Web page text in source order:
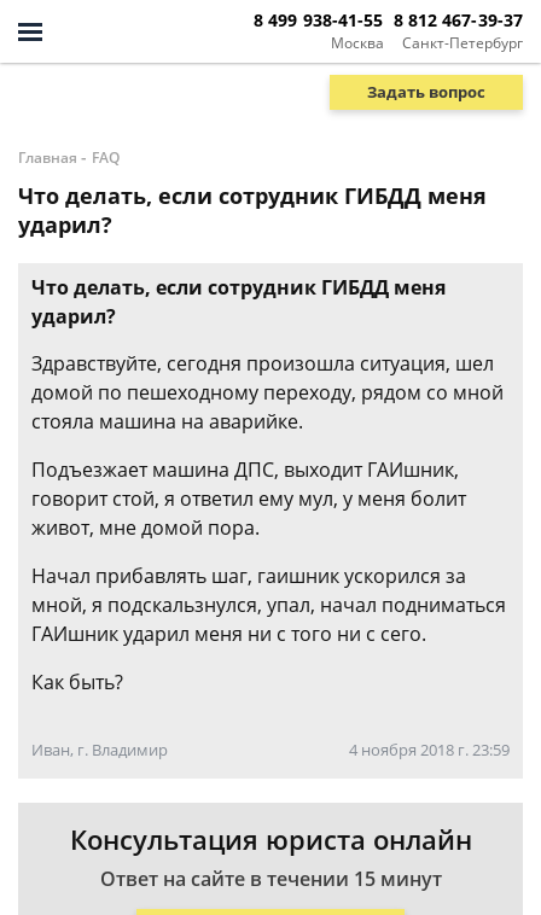
Москва
8 499 938-41-55
Санкт-Петербург
8 812 467-39-37
Задать вопрос
Главная - FAQ
Что делать, если сотрудник ГИБДД меня
ударил?
Что делать, если сотрудник ГИБДД меня
ударил?
Здравствуйте, сегодня произошла ситуация, шел
домой по пешеходному переходу, рядом со мной
стояла машина на аварийке.
Подъезжает машина ДПС, выходит ГАИшник,
говорит стой, я ответил ему мул, у меня болит
живот, мне домой пора.
Начал прибавлять шаг, гаишник ускорился за
мной, я подскальзнулся, упал, начал подниматься
ГАИшник ударил меня ни с того ни с сего.
Как быть?
Иван, г. Владимир 4 ноября 2018 г. 23:59
Консультация юриста онлайн
Ответ на сайте в течении 15 минут